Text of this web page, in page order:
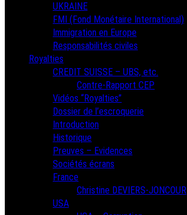
UKRAINE
FMI (Fond Monétaire International)
Immigration en Europe
Responsabilités civiles
Royalties
CREDIT SUISSE – UBS, etc.
Contre-Rapport CEP
Vidéos “Royalties”
Dossier de l’escroquerie
Introduction
Historique
Preuves – Evidences
Sociétés écrans
France
Christine DEVIERS-JONCOUR
USA